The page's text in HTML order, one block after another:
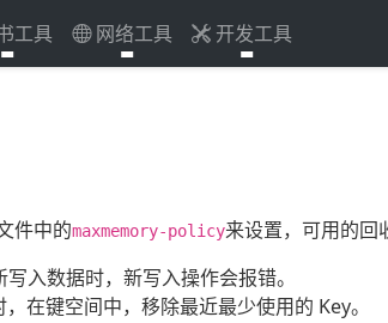
工具 网络工具 开发工具
件中的maxmemory-policy来设置，可用的回
入数据时，新写入操作会报错。
在键空间中，移除最近最少使用的 Key。